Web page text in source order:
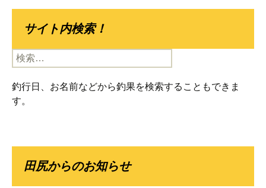
サイト内検索！
検
索:
釣行日、お名前などから釣果を検索することもできま
す。
田尻からのお知らせ